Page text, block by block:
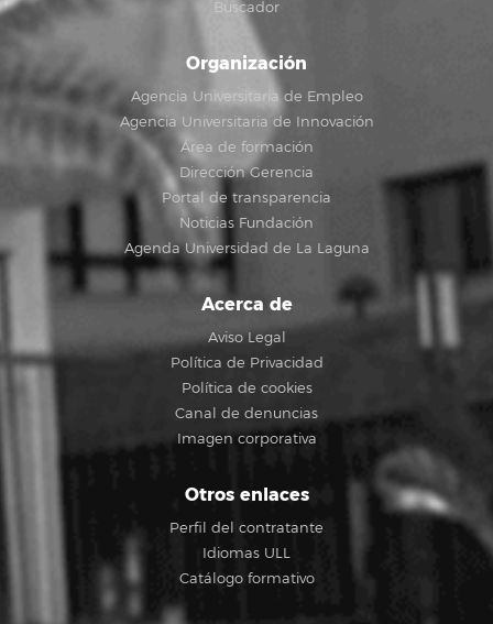
Buscador
Organización
Agencia Universitaria de Empleo
Agencia Universitaria de Innovación
Área de formación
Dirección Gerencia
Portal de transparencia
Noticias Fundación
Agenda Universidad de La Laguna
Acerca de
Aviso Legal
Política de Privacidad
Política de cookies
Canal de denuncias
Imagen corporativa
Otros enlaces
Perfil del contratante
Idiomas ULL
Catálogo formativo